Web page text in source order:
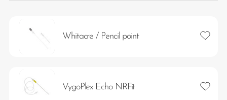
Whitacre / Pencil point Lägg
VygoPlex Echo NRFit Lägg